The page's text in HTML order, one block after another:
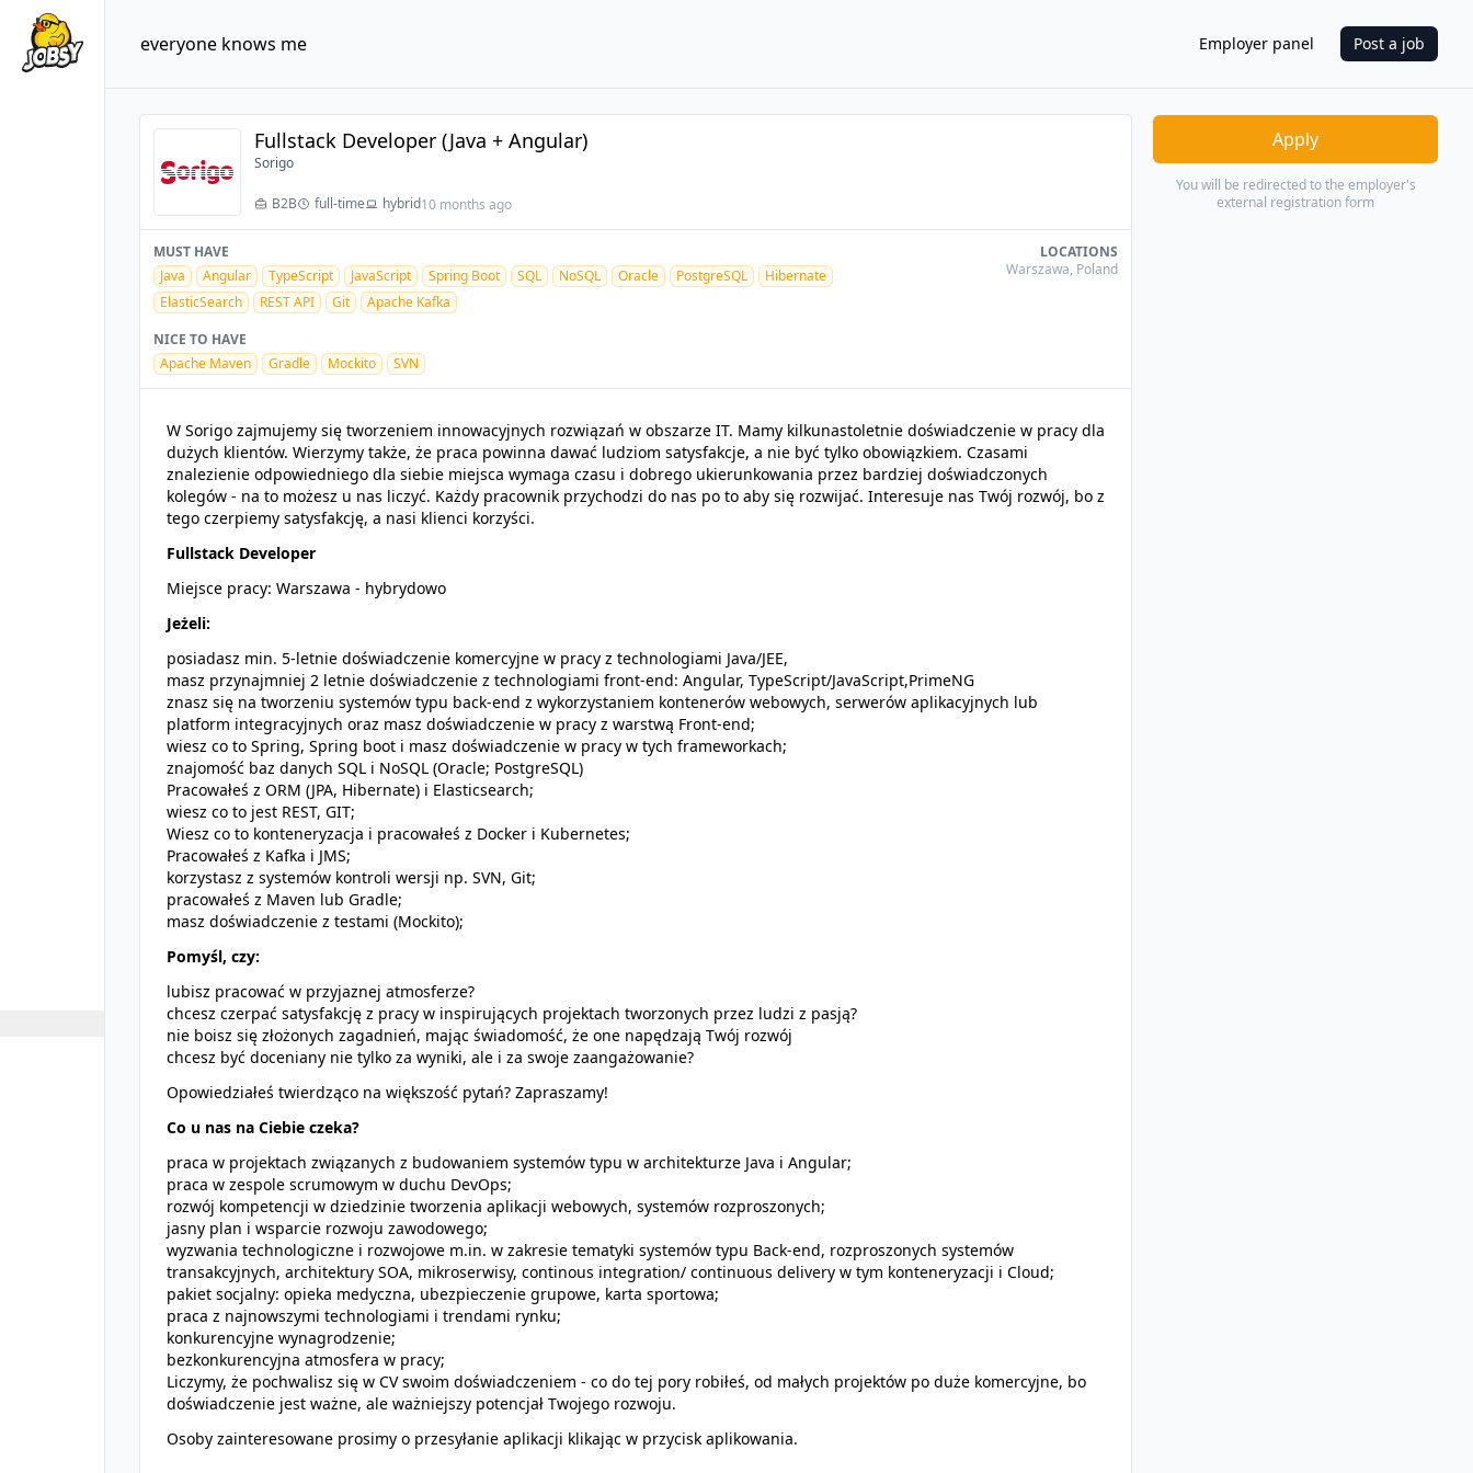
everyone knows me Employer panel Post a job
Fullstack Developer (Java + Angular)
Sorigo
B2B full-time hybrid10 months ago
MUST HAVE
Java
Angular TypeScript JavaScript Spring Boot SQL NoSQL Oracle PostgreSQL
Hibernate
ElasticSearch
REST API Git
Apache Kafka
NICE TO HAVE
Apache Maven
Gradle Mockito SVN
LOCATIONS
Warszawa, Poland
W Sorigo zajmujemy się tworzeniem innowacyjnych rozwiązań w obszarze IT. Mamy kilkunastoletnie doświadczenie w pracy dla
dużych klientów. Wierzymy także, że praca powinna dawać ludziom satysfakcje, a nie być tylko obowiązkiem. Czasami
znalezienie odpowiedniego dla siebie miejsca wymaga czasu i dobrego ukierunkowania przez bardziej doświadczonych
kolegów - na to możesz u nas liczyć. Każdy pracownik przychodzi do nas po to aby się rozwijać. Interesuje nas Twój rozwój, bo z
tego czerpiemy satysfakcję, a nasi klienci korzyści.
Fullstack Developer
Miejsce pracy: Warszawa - hybrydowo
Jeżeli:
posiadasz min. 5-letnie doświadczenie komercyjne w pracy z technologiami Java/JEE,
masz przynajmniej 2 letnie doświadczenie z technologiami front-end: Angular, TypeScript/JavaScript,PrimeNG
znasz się na tworzeniu systemów typu back-end z wykorzystaniem kontenerów webowych, serwerów aplikacyjnych lub
platform integracyjnych oraz masz doświadczenie w pracy z warstwą Front-end;
wiesz co to Spring, Spring boot i masz doświadczenie w pracy w tych frameworkach;
znajomość baz danych SQL i NoSQL (Oracle; PostgreSQL)
Pracowałeś z ORM (JPA, Hibernate) i Elasticsearch;
wiesz co to jest REST, GIT;
Wiesz co to konteneryzacja i pracowałeś z Docker i Kubernetes;
Pracowałeś z Kafka i JMS;
korzystasz z systemów kontroli wersji np. SVN, Git;
pracowałeś z Maven lub Gradle;
masz doświadczenie z testami (Mockito);
Pomyśl, czy:
lubisz pracować w przyjaznej atmosferze?
chcesz czerpać satysfakcję z pracy w inspirujących projektach tworzonych przez ludzi z pasją?
nie boisz się złożonych zagadnień, mając świadomość, że one napędzają Twój rozwój
chcesz być doceniany nie tylko za wyniki, ale i za swoje zaangażowanie?
Opowiedziałeś twierdząco na większość pytań? Zapraszamy!
Co u nas na Ciebie czeka?
praca w projektach związanych z budowaniem systemów typu w architekturze Java i Angular;
praca w zespole scrumowym w duchu DevOps;
rozwój kompetencji w dziedzinie tworzenia aplikacji webowych, systemów rozproszonych;
jasny plan i wsparcie rozwoju zawodowego;
wyzwania technologiczne i rozwojowe m.in. w zakresie tematyki systemów typu Back-end, rozproszonych systemów
transakcyjnych, architektury SOA, mikroserwisy, continous integration/ continuous delivery w tym konteneryzacji i Cloud;
pakiet socjalny: opieka medyczna, ubezpieczenie grupowe, karta sportowa;
praca z najnowszymi technologiami i trendami rynku;
konkurencyjne wynagrodzenie;
bezkonkurencyjna atmosfera w pracy;
Liczymy, że pochwalisz się w CV swoim doświadczeniem - co do tej pory robiłeś, od małych projektów po duże komercyjne, bo
doświadczenie jest ważne, ale ważniejszy potencjał Twojego rozwoju.
Osoby zainteresowane prosimy o przesyłanie aplikacji klikając w przycisk aplikowania.
Apply
You will be redirected to the employer's
external registration form